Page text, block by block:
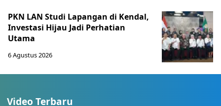
PKN LAN Studi Lapangan di Kendal,
Investasi Hijau Jadi Perhatian
Utama
6 Agustus 2026
Video Terbaru